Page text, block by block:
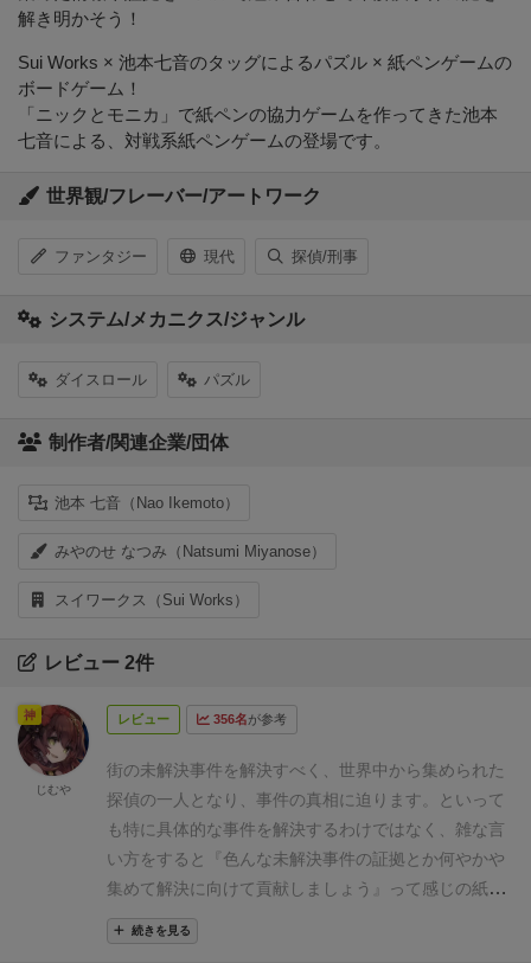
解き明かそう！
Sui Works × 池本七音のタッグによるパズル × 紙ペンゲームの
ボードゲーム！
「ニックとモニカ」で紙ペンの協力ゲームを作ってきた池本
七音による、対戦系紙ペンゲームの登場です。
世界観/フレーバー/アートワーク
ファンタジー 現代 探偵/刑事
システム/メカニクス/ジャンル
ダイスロール パズル
制作者/関連企業/団体
池本 七音（Nao Ikemoto）
みやのせ なつみ（Natsumi Miyanose）
スイワークス（Sui Works）
レビュー 2件
レビュー 356名が参考
街の未解決事件を解決すべく、世界中から集められた
探偵の一人となり、事件の真相に迫ります。といって
も特に具体的な事件を解決するわけではなく、雑な言
い方をすると『色んな未解決事件の証拠とか何やかや
集めて解決に向けて貢献しましょう』って感じの紙ペ
ンゲーム。ソロプレイの感想です。
８ラウンドで行われます。
続きを見る
神
じむや